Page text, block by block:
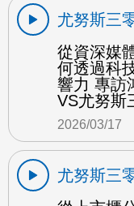
尤努斯三
從資深媒
何透過科
響力 專訪
VS尤努斯
2026/03/17
尤努斯三